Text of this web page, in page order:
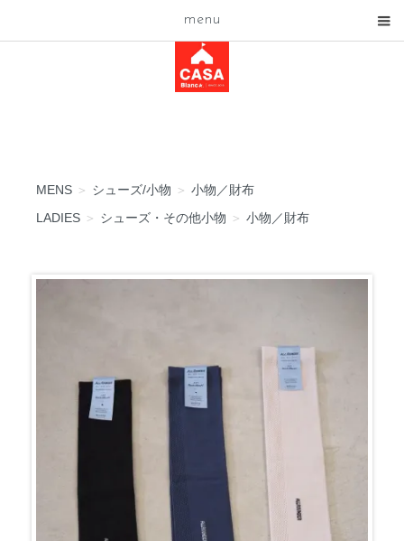
menu
MENS ＞ シューズ/小物 ＞ 小物／財布
LADIES ＞ シューズ・その他小物 ＞ 小物／財布